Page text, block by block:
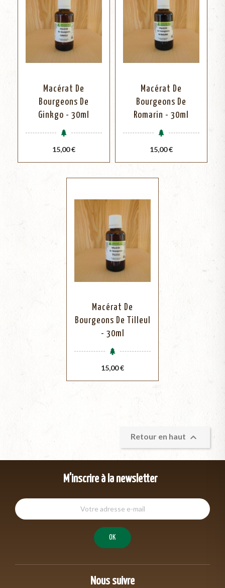
Macérat De
Bourgeons De
Ginkgo - 30ml
Prix
15,00 €
Macérat De
Bourgeons De
Romarin - 30ml
Prix
15,00 €
Macérat De
Bourgeons De Tilleul
- 30ml
Prix
15,00 €
Retour en haut 
M'inscrire à la newsletter
Nous suivre